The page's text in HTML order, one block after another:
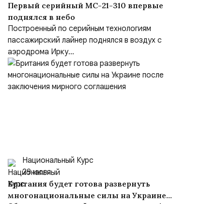
Первый серийный МС-21-310 впервые
поднялся в небо
Построенный по серийным технологиям
пассажирский лайнер поднялся в воздух с
аэродрома Ирку...
Национальный Курс
29 июля
Британия будет готова развернуть
многонациональные силы на Украине